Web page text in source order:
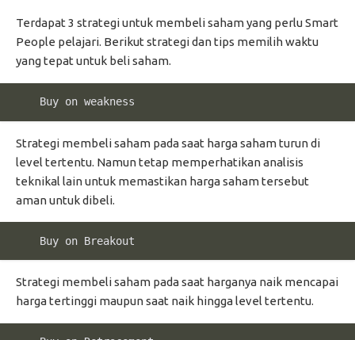
Terdapat 3 strategi untuk membeli saham yang perlu Smart
People pelajari. Berikut strategi dan tips memilih waktu
yang tepat untuk beli saham.
    Buy on weakness
Strategi membeli saham pada saat harga saham turun di
level tertentu. Namun tetap memperhatikan analisis
teknikal lain untuk memastikan harga saham tersebut
aman untuk dibeli.
    Buy on Breakout
Strategi membeli saham pada saat harganya naik mencapai
harga tertinggi maupun saat naik hingga level tertentu.